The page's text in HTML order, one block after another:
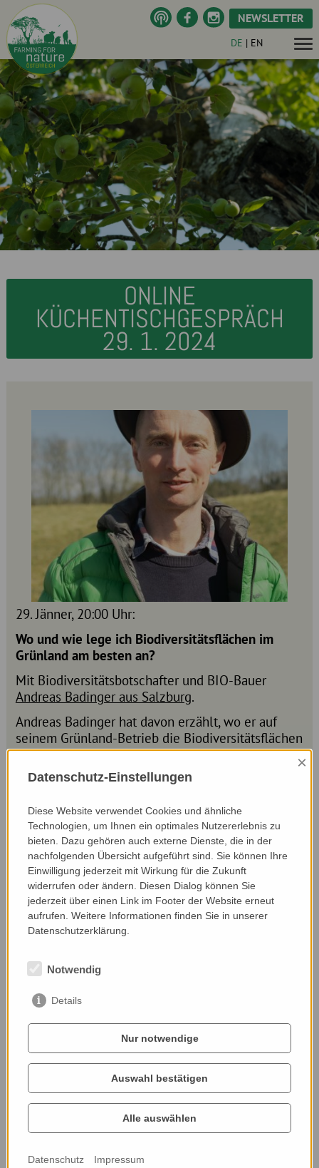
NEWSLETTER
DE | EN
ONLINE
KÜCHENTISCHGESPRÄCH
29. 1. 2024
29. Jänner, 20:00 Uhr:
Wo und wie lege ich Biodiversitätsflächen im
Grünland am besten an?
Mit Biodiversitätsbotschafter und BIO-Bauer
Andreas Badinger aus Salzburg.
Andreas Badinger hat davon erzählt, wo er auf
seinem Grünland-Betrieb die Biodiversitätsflächen
anlegt und worauf er dabei achtet. Gemeinsam mit
allen Teilnehmer*innen haben wir uns darüber
unterhalten, welche Möglichkeiten es bei der
Anlage und Pflege von Biodiversitätsflächen im
Grünland gibt.
... ZUM NACHHÖREN
Datenschutz-Einstellungen
×
Diese Website verwendet Cookies und ähnliche
Technologien, um Ihnen ein optimales Nutzererlebnis zu
bieten. Dazu gehören auch externe Dienste, die in der
nachfolgenden Übersicht aufgeführt sind. Sie können Ihre
Einwilligung jederzeit mit Wirkung für die Zukunft
widerrufen oder ändern. Diesen Dialog können Sie
jederzeit über einen Link im Footer der Website erneut
aufrufen. Weitere Informationen finden Sie in unserer
Datenschutzerklärung.
Notwendig
Details
Nur notwendige
Auswahl bestätigen
Alle auswählen
Datenschutz Impressum